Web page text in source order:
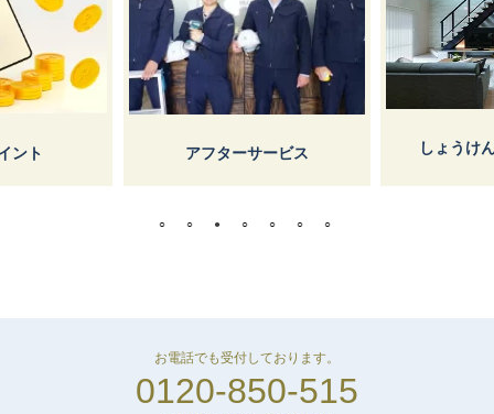
ント アフターサービス しょうけ
お電話でも受付しております。
0120-850-515